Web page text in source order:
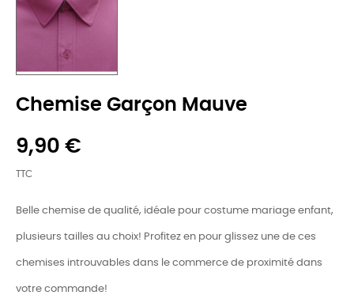
Chemise Garçon Mauve
9,90 €
TTC
Belle chemise de qualité, idéale pour costume mariage enfant,
plusieurs tailles au choix! Profitez en pour glissez une de ces
chemises introuvables dans le commerce de proximité dans
votre commande!